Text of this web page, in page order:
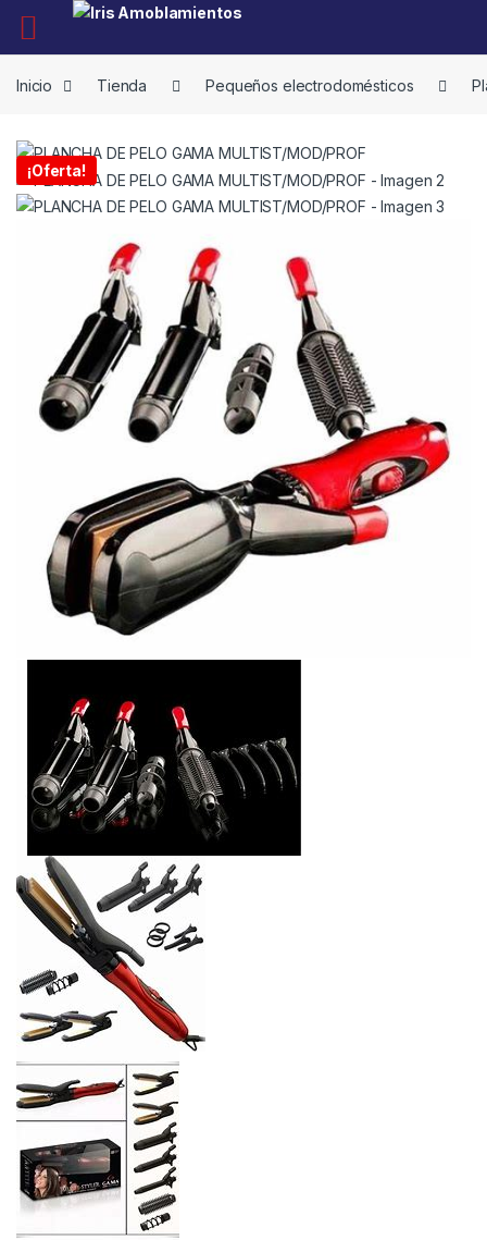
Inicio
Tienda Pequeños electrodomésticos
¡Oferta!